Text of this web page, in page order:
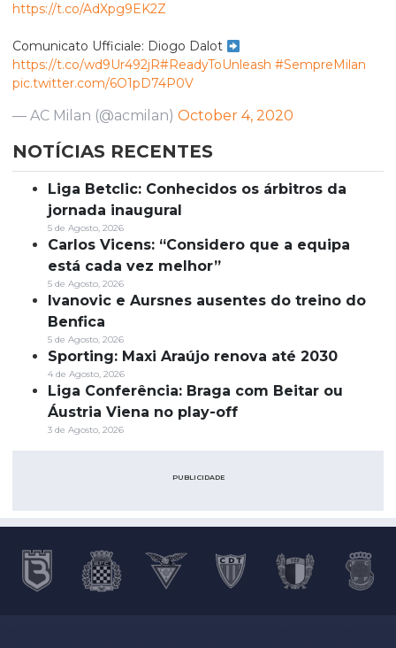
https://t.co/AdXpg9EK2Z
Comunicato Ufficiale: Diogo Dalot
https://t.co/wd9Ur492jR#ReadyToUnleash #SempreMilan
pic.twitter.com/6O1pD74P0V
— AC Milan (@acmilan) October 4, 2020
NOTÍCIAS RECENTES
Liga Betclic: Conhecidos os árbitros da
jornada inaugural
5 de Agosto, 2026
Carlos Vicens: “Considero que a equipa
está cada vez melhor”
5 de Agosto, 2026
Ivanovic e Aursnes ausentes do treino do
Benfica
5 de Agosto, 2026
Sporting: Maxi Araújo renova até 2030
4 de Agosto, 2026
Liga Conferência: Braga com Beitar ou
Áustria Viena no play-off
3 de Agosto, 2026
PUBLICIDADE